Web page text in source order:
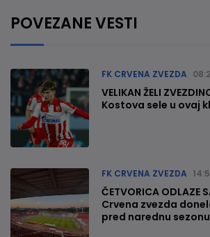
POVEZANE VESTI
FK CRVENA ZVEZDA
VELIKAN ŽELI
Kostova sele u ovaj
FK CRVENA ZVEZDA
ČETVORICA ODLAZE
Crvena zvezda
pred narednu